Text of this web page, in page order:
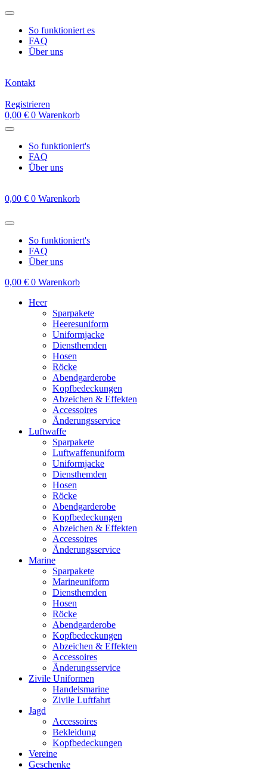
Zum
springenSo funktioniert es
FAQ
Über uns
Kontakt
Registrieren
0,00 € 0 Warenkorb
So funktioniert's
FAQ
Über uns
0,00 € 0 Warenkorb
So funktioniert's
FAQ
Über uns
0,00 € 0 Warenkorb
Heer
Sparpakete
Heeresuniform
Uniformjacke
Diensthemden
Hosen
Röcke
Abendgarderobe
Kopfbedeckungen
Abzeichen & Effekten
Accessoires
Änderungsservice
Luftwaffe
Sparpakete
Luftwaffenuniform
Uniformjacke
Diensthemden
Hosen
Röcke
Abendgarderobe
Kopfbedeckungen
Abzeichen & Effekten
Accessoires
Änderungsservice
Marine
Sparpakete
Marineuniform
Diensthemden
Hosen
Röcke
Abendgarderobe
Kopfbedeckungen
Abzeichen & Effekten
Accessoires
Änderungsservice
Zivile Uniformen
Handelsmarine
Zivile Luftfahrt
Jagd
Accessoires
Bekleidung
Kopfbedeckungen
Vereine
Geschenke